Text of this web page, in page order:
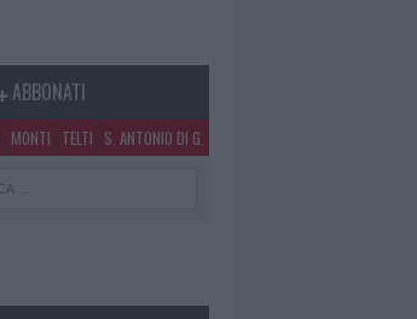
ABBONATI
MONTI TELTI S. ANTONIO DI G.